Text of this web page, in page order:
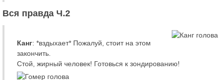
Вся правда Ч.2
Канг: *вздыхает* Пожалуй, стоит на этом
закончить.
Стой, жирный человек! Готовься к зондированию!